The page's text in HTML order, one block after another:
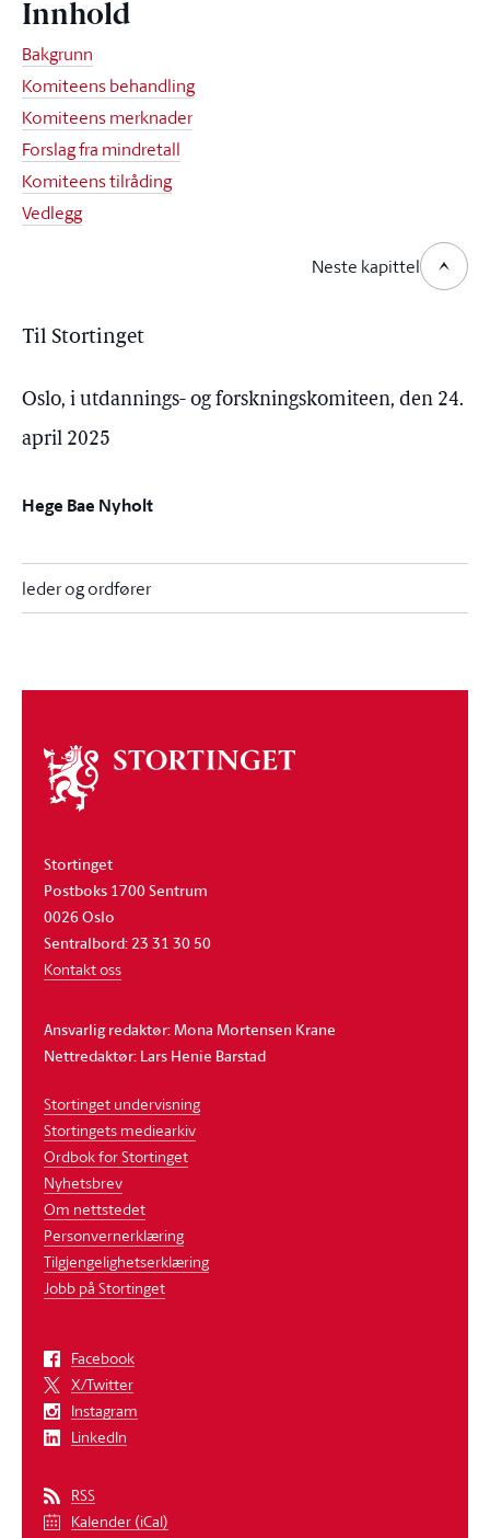
Innhold
Bakgrunn
Komiteens behandling
Komiteens merknader
Forslag fra mindretall
Komiteens tilråding
Vedlegg
Neste kapittel
Til Stortinget
Oslo, i utdannings- og forskningskomiteen, den 24.
april 2025
Hege Bae Nyholt
leder og ordfører
Om
stortinget
Stortinget
Postboks 1700 Sentrum
0026 Oslo
Sentralbord: 23 31 30 50
Kontakt oss
Ansvarlig redaktør: Mona Mortensen Krane
Nettredaktør: Lars Henie Barstad
Stortinget undervisning
Stortingets mediearkiv
Ordbok for Stortinget
Nyhetsbrev
Om nettstedet
Personvernerklæring
Tilgjengelighetserklæring
Jobb på Stortinget
Facebook
X/Twitter
Instagram
LinkedIn
RSS
Kalender (iCal)